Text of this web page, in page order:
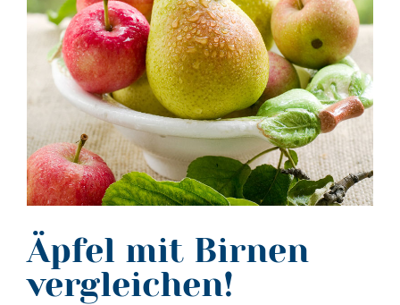
Äpfel mit Birnen
vergleichen!